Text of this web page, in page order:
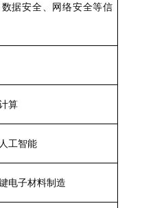
据安全、网络安全等信
算
工智能
电子材料制造